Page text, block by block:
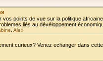
points de vue sur la politique
liés au dévéloppement
Alex
curieux? Venez echanger dans